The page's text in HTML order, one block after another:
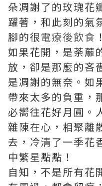
朵凋謝了的玫瑰花
躍著，和此刻的氣
腳的很電療後飲食 ！
如果花開，是荼蘼
放，卻是那麼的吝
是凋謝的無奈。如
帶來太多的負重，
必嚮往花好月圓。
雜陳在心，相聚離
去，冷清了一季花
中繁星點點！
自知，不是所有花